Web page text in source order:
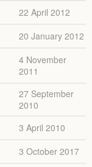
22 April 2012
20 January 2012
4 November
2011
27 September
2010
3 April 2010
3 October 2017